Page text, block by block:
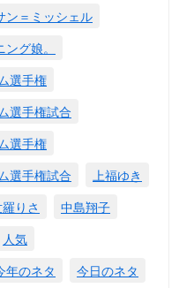
ン＝ミッシェル
グ娘。
選手権
選手権試合
選手権
選手権試合
上福ゆき
りさ
中島翔子
人気
年のネタ
今日のネタ